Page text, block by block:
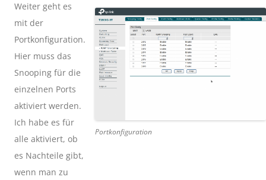
Weiter geht es
mit der
Portkonfiguration.
Hier muss das
Snooping für die
einzelnen Ports
aktiviert werden.
Ich habe es für
alle aktiviert, ob
es Nachteile gibt,
wenn man zu
Portkonfiguration